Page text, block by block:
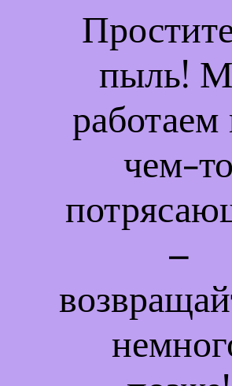
пыль!
работаем
чем-то
–